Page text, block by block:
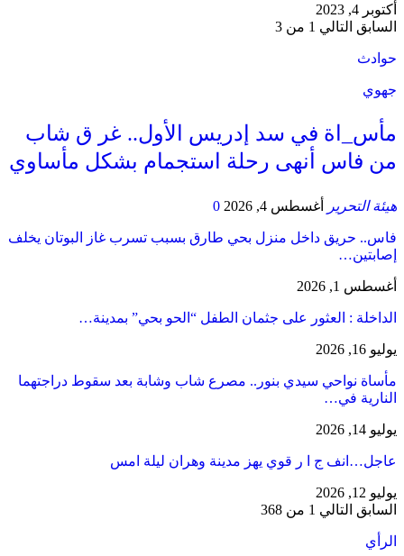
أكتوبر 4, 2023
السابق التالي 1 من 3
حوادث
جهوي
مأس_اة في سد إدريس الأول.. غر ق شاب
من فاس أنهى رحلة استجمام بشكل مأساوي
هيئة التحرير أغسطس 4, 2026 0
فاس.. حريق داخل منزل بحي طارق بسبب تسرب غاز البوتان يخلف
إصابتين…
أغسطس 1, 2026
​الداخلة : العثور على جثمان الطفل “الحو بحي” بمدينة…
يوليو 16, 2026
مأساة نواحي سيدي بنور.. مصرع شاب وشابة بعد سقوط دراجتهما
النارية في…
يوليو 14, 2026
عاجل…انف ج ا ر قوي يهز مدينة وهران ليلة امس
يوليو 12, 2026
السابق التالي 1 من 368
الرأي